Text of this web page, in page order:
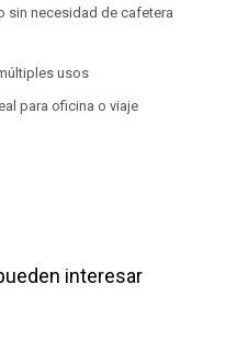
sin necesidad de cafetera
usos
para oficina o viaje
interesar